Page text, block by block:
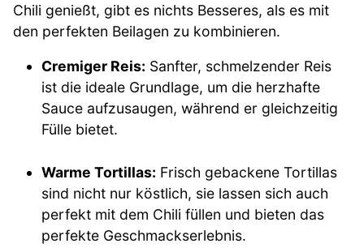
Chili genießt, gibt es nichts Besseres, als es mit
den perfekten Beilagen zu kombinieren.
Cremiger Reis: Sanfter, schmelzender Reis
ist die ideale Grundlage, um die herzhafte
Sauce aufzusaugen, während er gleichzeitig
Fülle bietet.
Warme Tortillas: Frisch gebackene Tortillas
sind nicht nur köstlich, sie lassen sich auch
perfekt mit dem Chili füllen und bieten das
perfekte Geschmackserlebnis.